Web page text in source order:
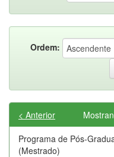
Ordem:
< Anterior
Programa de Pós-
(Mestrado)